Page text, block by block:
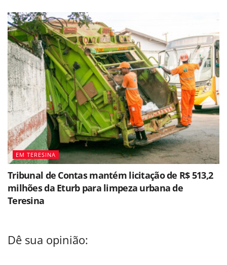
EM TERESINA
Tribunal de Contas mantém licitação de R$ 513,2
milhões da Eturb para limpeza urbana de
Teresina
Dê sua opinião: